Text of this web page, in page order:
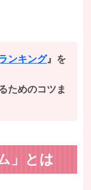
ンキング』を
ためのコツま
」とは